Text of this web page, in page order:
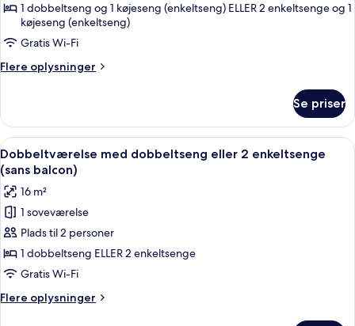
til
personer
1 dobbeltseng og 1 køjeseng (enkeltseng) ELLER 2 enkeltsenge og 1
køjeseng (enkeltseng)
Gratis Wi-Fi
Flere oplysninger
Flere
til
4
personer
Se priser
Indlæs
alle
billeder
af
Dobbeltværelse
med
dobbeltseng
eller
2
enkeltsenge
Et hotelværelse med to senge, et
5
Dobbeltværelse med dobbeltseng eller 2 enkeltsenge
(sans balcon)
16 m²
1 soveværelse
Plads til 2 personer
1 dobbeltseng ELLER 2 enkeltsenge
Gratis Wi-Fi
Flere oplysninger
Flere